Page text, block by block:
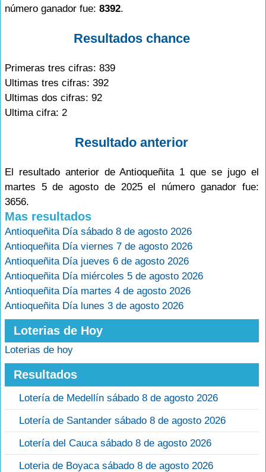
número ganador fue: 8392.
Resultados chance
Primeras tres cifras: 839
Ultimas tres cifras: 392
Ultimas dos cifras: 92
Ultima cifra: 2
Resultado anterior
El resultado anterior de Antioqueñita 1 que se jugo el
martes 5 de agosto de 2025 el número ganador fue:
3656.
Mas resultados
Antioqueñita Día sábado 8 de agosto 2026
Antioqueñita Día viernes 7 de agosto 2026
Antioqueñita Día jueves 6 de agosto 2026
Antioqueñita Día miércoles 5 de agosto 2026
Antioqueñita Día martes 4 de agosto 2026
Antioqueñita Día lunes 3 de agosto 2026
Loterias de Hoy
Loterias de hoy
Resultados
Lotería de Medellín sábado 8 de agosto 2026
Lotería de Santander sábado 8 de agosto 2026
Lotería del Cauca sábado 8 de agosto 2026
Loteria de Boyaca sábado 8 de agosto 2026